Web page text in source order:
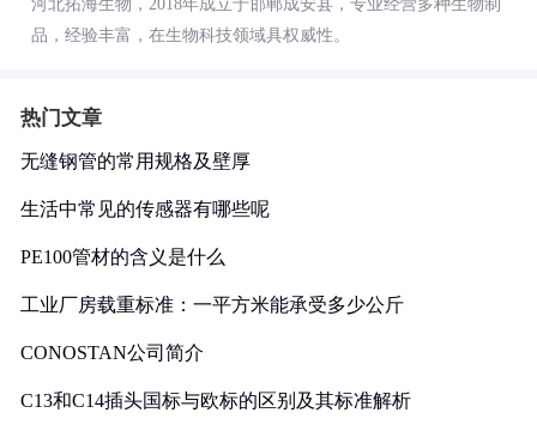
河北拓海生物，2018年成立于邯郸成安县，专业经营多种生物制
品，经验丰富，在生物科技领域具权威性。
热门文章
无缝钢管的常用规格及壁厚
生活中常见的传感器有哪些呢
PE100管材的含义是什么
工业厂房载重标准：一平方米能承受多少公斤
CONOSTAN公司简介
C13和C14插头国标与欧标的区别及其标准解析